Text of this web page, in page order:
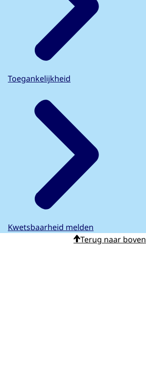
Toegankelijkheid
Kwetsbaarheid melden
Terug naar boven